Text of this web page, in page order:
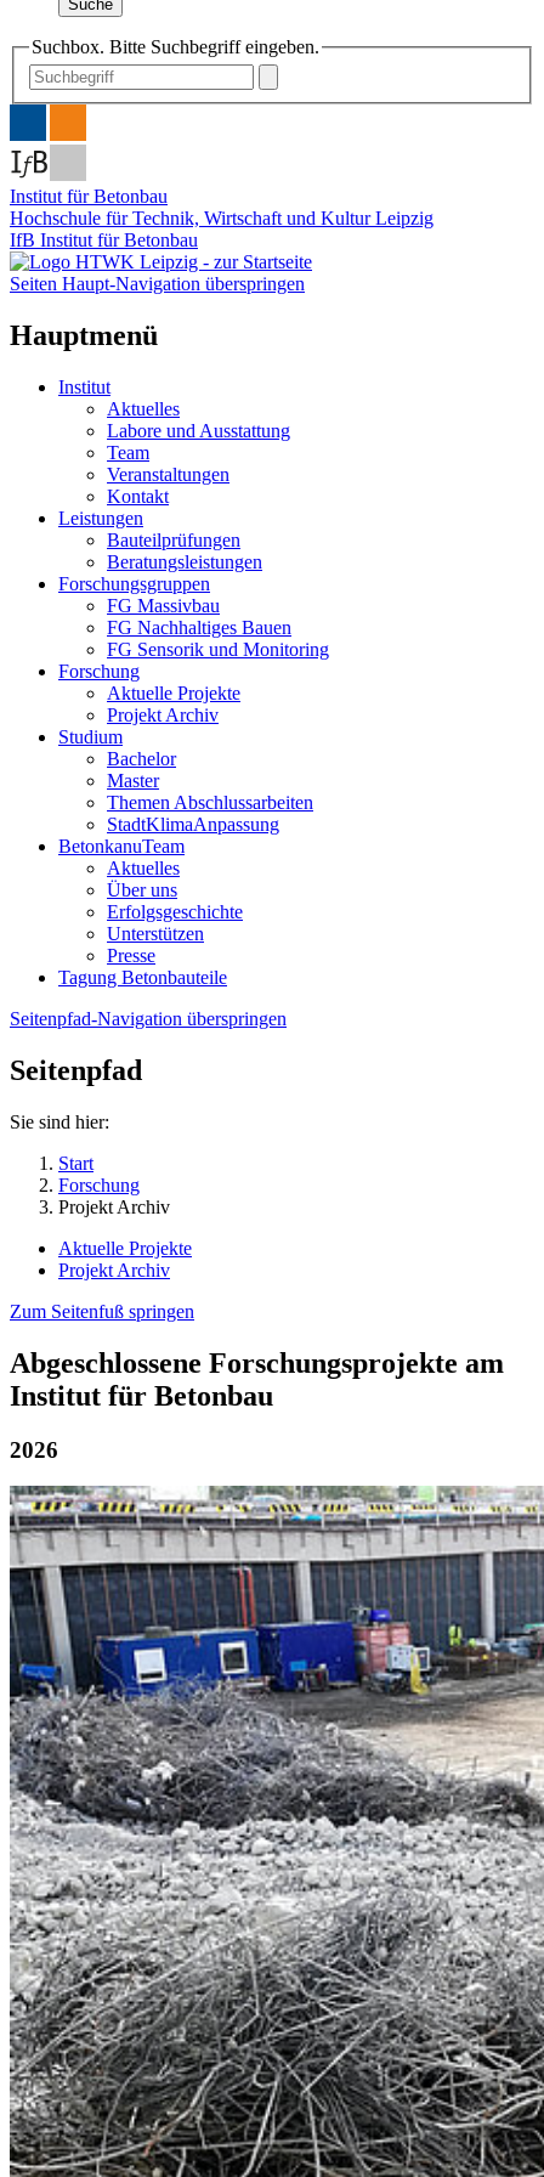
Suche
Suchbox. Bitte Suchbegriff eingeben.
Institut für Betonbau
Hochschule für Technik, Wirtschaft und Kultur Leipzig
IfB Institut für Betonbau
Seiten Haupt-Navigation überspringen
Hauptmenü
Institut
Aktuelles
Labore und Ausstattung
Team
Veranstaltungen
Kontakt
Leistungen
Bauteilprüfungen
Beratungsleistungen
Forschungsgruppen
FG Massivbau
FG Nachhaltiges Bauen
FG Sensorik und Monitoring
Forschung
Aktuelle Projekte
Projekt Archiv
Studium
Bachelor
Master
Themen Abschlussarbeiten
StadtKlimaAnpassung
BetonkanuTeam
Aktuelles
Über uns
Erfolgsgeschichte
Unterstützen
Presse
Tagung Betonbauteile
Seitenpfad-Navigation überspringen
Seitenpfad
Sie sind hier:
Start
Forschung
Projekt Archiv
Aktuelle Projekte
Projekt Archiv
Zum Seitenfuß springen
Abgeschlossene Forschungsprojekte am
Institut für Betonbau
2026